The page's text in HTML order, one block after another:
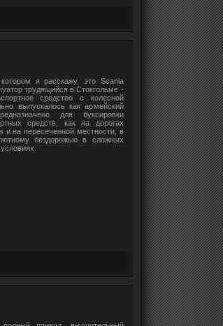
я расскажу, это Scania
трудящийся в Стокгольме -
средство с колесной
выпускалось как армейский
для буксировки
средств, как на дорогах
и на пересеченной местности, в
бездорожью в сложных